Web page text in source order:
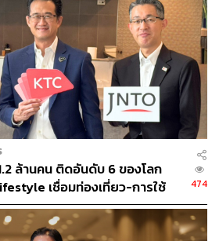
ะเลและชายฝั่ง
นักท่องเที่ยว
Update กัลปังหาแดง
552
ABOUT THE AUTHOR
ล้านคน ติดอันดับ 6 ของโลก
เชื่อมท่องเที่ยว-การใช้
ต่อ
474